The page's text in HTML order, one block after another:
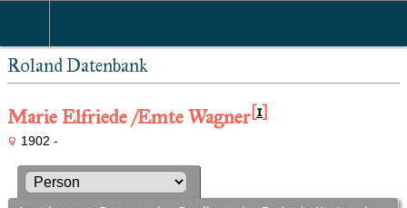
Roland Datenbank
Marie Elfriede /Emte Wagner[1]
1902 -